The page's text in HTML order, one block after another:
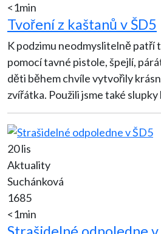
<1min
Tvoření z kaštanů v ŠD5
K podzimu neodmyslitelně patří
pomocí tavné pistole, špejlí,
děti během chvíle vytvořily
zvířátka. Použili jsme také
20 lis
Aktuality
Suchánková
1685
<1min